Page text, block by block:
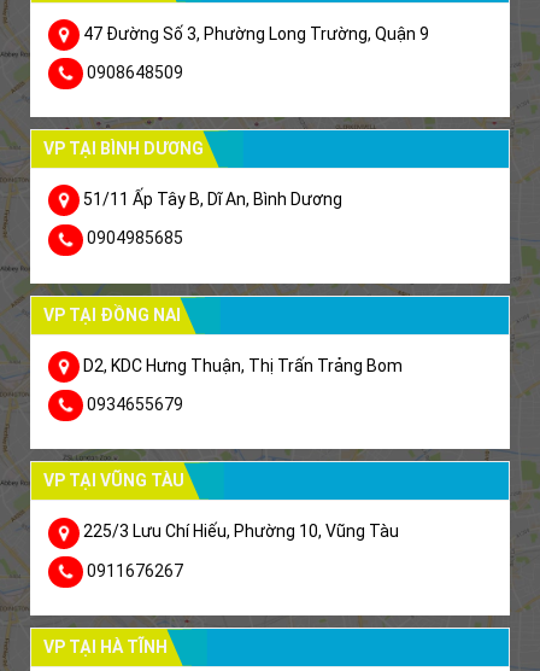
47 Đường Số 3, Phường Long Trường, Quận 9
0908648509
VP TẠI BÌNH DƯƠNG
51/11 Ấp Tây B, Dĩ An, Bình Dương
0904985685
VP TẠI ĐỒNG NAI
D2, KDC Hưng Thuận, Thị Trấn Trảng Bom
0934655679
VP TẠI VŨNG TÀU
225/3 Lưu Chí Hiếu, Phường 10, Vũng Tàu
0911676267
VP TẠI HÀ TĨNH